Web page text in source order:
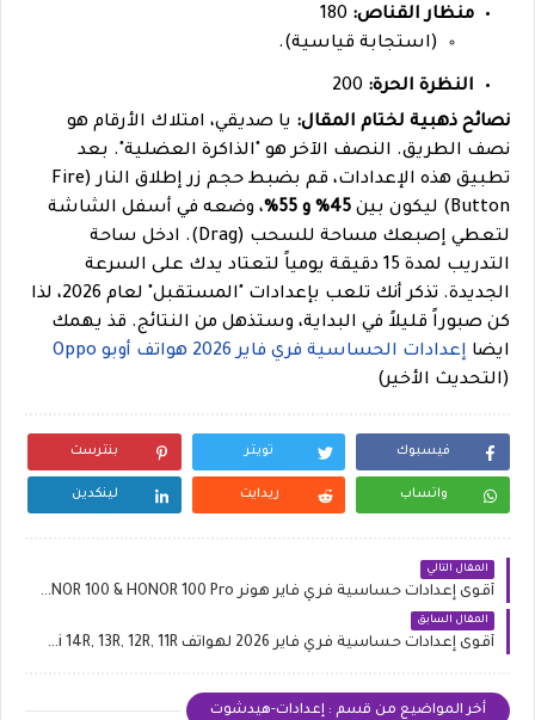
منظار القناص:
(استجابة قياسية).
النظرة الحرة:
نصائح ذهبية لختام المقال: يا صديقي، امتلاك الأرقام هو
نصف الطريق. النصف الآخر هو "الذاكرة العضلية". بعد
تطبيق هذه الإعدادات، قم بضبط حجم زر إطلاق النار (Fire
Button) ليكون بين
45% و 55%
، وضعه في أسفل الشاشة
لتعطي إصبعك مساحة للسحب (Drag). ادخل ساحة
التدريب لمدة 15 دقيقة يومياً لتعتاد يدك على السرعة
الجديدة. تذكر أنك تلعب بإعدادات "المستقبل" لعام 2026، لذا
كن صبوراً قليلاً في البداية، وستذهل من النتائج. قذ يهمك
ايضا إعدادات الحساسية فري فاير 2026 هواتف أوبو Oppo
(التحديث الأخير)
فيسبوك تويتر بنترست
واتساب ريدايت لينكدين
المقال التالي
أقوى إعدادات حساسية فري فاير هونر HONOR 100 & HONOR 100 Pro
المقال السابق
أقوى إعدادات حساسية فري فاير 2026 لهواتف Redmi 14R, 13R, 12R, 11R
أخر المواضيع من قسم : إعدادات-هيدشوت